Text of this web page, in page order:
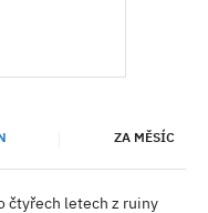
ZA MĚSÍC
čtyřech letech z ruiny